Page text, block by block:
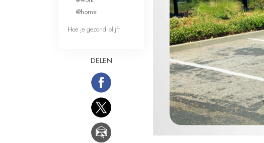
Wat is Grootheid?
@home
Hoe je gezond blijft
DELEN